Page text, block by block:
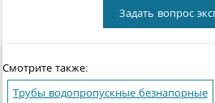
Задать вопрос
Смотрите также:
Трубы водопропускные безнапорные